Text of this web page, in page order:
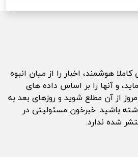
هوشمند، اخبار را از میان انبوه
و آنها را بر اساس داده های
از آن مطلع شوید و روزهای بعد به
باشید. خبرخون مسئولیتی در
شده ندارد.